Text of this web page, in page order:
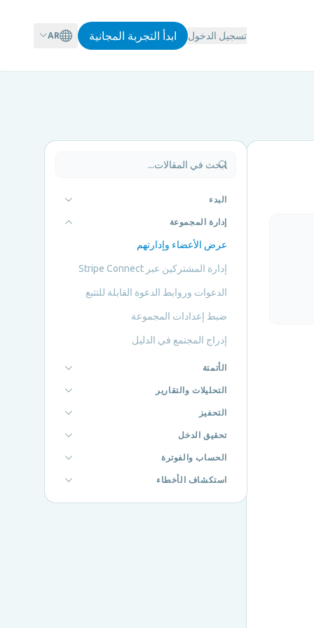
تسجيل الدخول ابدأ التجربة المجانية AR
البدء
إدارة المجموعة
عرض الأعضاء وإدارتهم
إدارة المشتركين عبر Stripe Connect
الدعوات وروابط الدعوة القابلة للتتبع
ضبط إعدادات المجموعة
إدراج المجتمع في الدليل
الأتمتة
التحليلات والتقارير
التحفيز
تحقيق الدخل
الحساب والفوترة
استكشاف الأخطاء